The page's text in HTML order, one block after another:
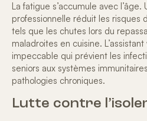
La fatigue s’accumule avec l’âge.
professionnelle réduit les risques
tels que les chutes lors du
maladroites en cuisine.
impeccable qui prévient les
seniors aux systèmes
pathologies chroniques.
Lutte contre